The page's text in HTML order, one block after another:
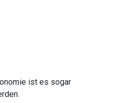
ist es sogar